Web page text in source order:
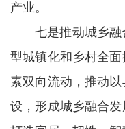
产业。
七是推动城乡
型城镇化和乡村全
素双向流动，推动
设，形成城乡融合发